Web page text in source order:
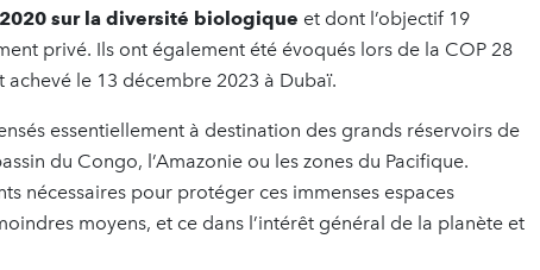
sur la diversité biologique et dont l’objectif 19
privé. Ils ont également été évoqués lors de la COP 28
achevé le 13 décembre 2023 à Dubaï.
essentiellement à destination des grands réservoirs de
du Congo, l’Amazonie ou les zones du Pacifique.
nécessaires pour protéger ces immenses espaces
moyens, et ce dans l’intérêt général de la planète et